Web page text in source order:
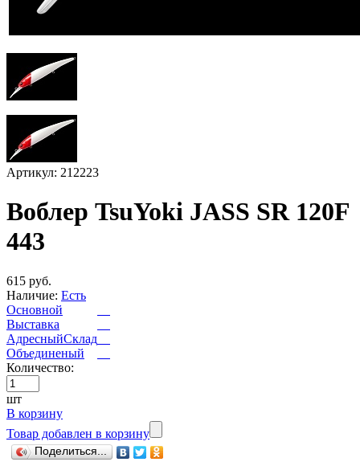
Артикул: 212223
Воблер TsuYoki JASS SR 120F
443
615 руб.
Наличие: Есть
Основной
Выставка
АдресныйСклад
Объединеный
Количество:
шт
В корзину
Товар добавлен в корзину
Поделиться...